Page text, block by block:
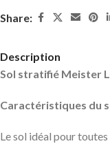
Share:
Description
Sol stratifié Meister
Caractéristiques du
Le sol idéal pour